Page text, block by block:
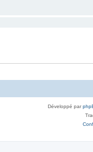
Développé par